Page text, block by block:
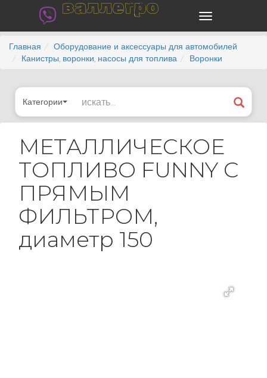
валлегро
Главная
Оборудование и аксессуары для автомобилей
Канистры, воронки, насосы для топлива
Воронки
Категории
МЕТАЛЛИЧЕСКОЕ
ТОПЛИВО FUNNY С
ПРЯМЫМ
ФИЛЬТРОМ,
диаметр 150